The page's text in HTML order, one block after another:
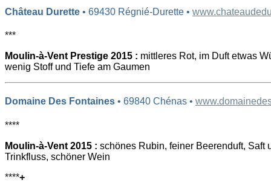
Château Durette • 69430 Régnié-Durette •
***
Moulin-à-Vent Prestige 2015 : mittleres Rot, im Duft etwas
wenig Stoff und Tiefe am Gaumen
Domaine Des Fontaines • 69840 Chénas •
****
Moulin-à-Vent 2015 : schönes Rubin, feiner Beerenduft, Saft
Trinkfluss, schöner Wein
****+